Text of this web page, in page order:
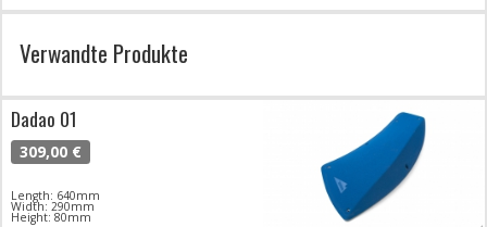
Verwandte Produkte
Dadao 01
309,00 €
Length: 640mm
Width: 290mm
Height: 80mm